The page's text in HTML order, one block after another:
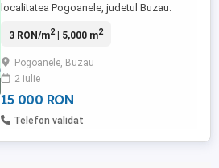
localitatea Pogoanele, judetul Buzau.
patrati (0,5 Ha) si este localizat conform
pamant fertil, ideal pentru oricare dintre
culturile agricole specifice zonei
Baraganului. Terenul ...
3 RON/m2| 5,000 m2
Pogoanele, Buzau
2 iulie
15 000 RON
Telefon validat